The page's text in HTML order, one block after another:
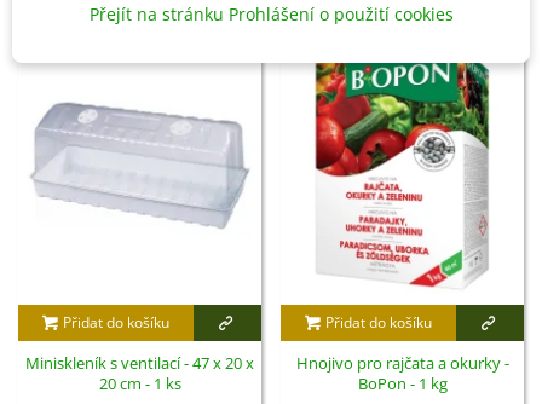
Přidat do košíku
Miniskleník s ventilací - 47 x 20 x
20 cm - 1 ks
Přidat do košíku
Hnojivo pro rajčata a okurky -
BoPon - 1 kg
Přejít na stránku Prohlášení o použití cookies